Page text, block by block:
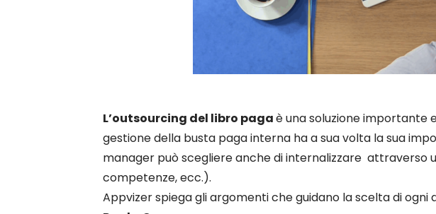
L’outsourcing del libro pagaè una soluzione importante
gestione della busta paga interna ha a sua volta la sua
manager può scegliere anche di internalizzare attraverso
competenze, ecc.).
Appvizer spiega gli argomenti che guidano la scelta di